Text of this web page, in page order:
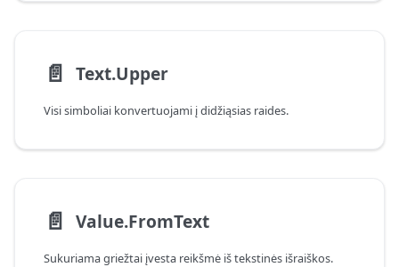
📄️ Text.Upper
Visi simboliai konvertuojami į didžiąsias raides.
📄️ Value.FromText
Sukuriama griežtai įvesta reikšmė iš tekstinės išraiškos.